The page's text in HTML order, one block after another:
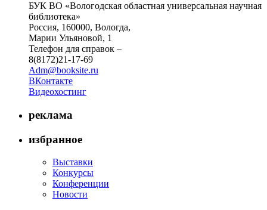
БУК ВО «Вологодская областная универсальная научная
библиотека»
Россия, 160000, Вологда,
Марии Ульяновой, 1
Телефон для справок –
8(8172)21-17-69
Adm@booksite.ru
ВКонтакте
Видеохостинг
реклама
избранное
Выставки
Конкурсы
Конференции
Новости